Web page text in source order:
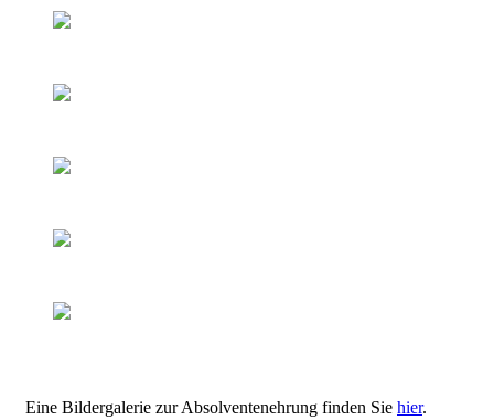
Eine Bildergalerie zur Absolventenehrung finden Sie hier.